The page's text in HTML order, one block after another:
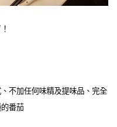
不加任何味精及提味品、完全
番茄